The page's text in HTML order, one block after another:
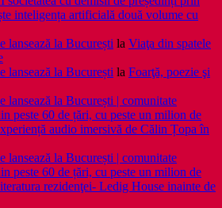
inteligența artificială două volume cu
lansează la București la Viaţa din spatele
lansează la București la Foarţă, poezie şi
lansează la București | comunitate
peste 60 de țări, cu peste un milion de
audio imersivă de Călin Țopa în
lansează la București | comunitate
peste 60 de țări, cu peste un milion de
rezidenţei- Ledig House inainte de